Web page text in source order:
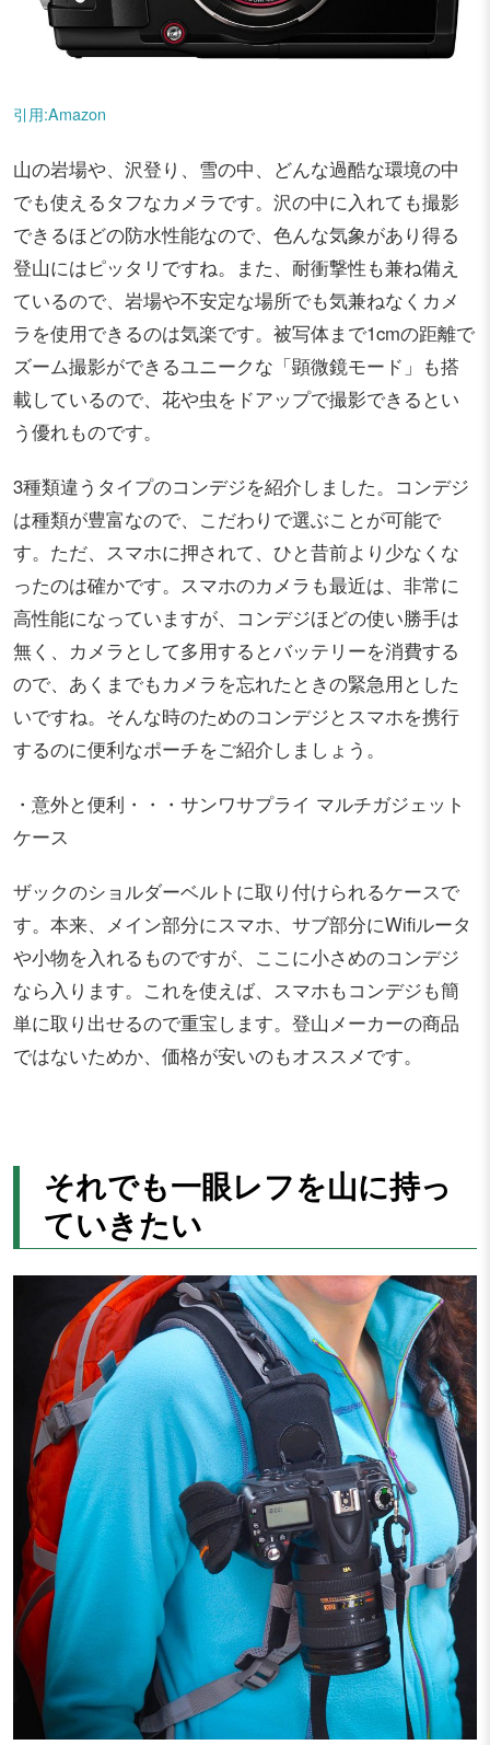
引用:Amazon
山の岩場や、沢登り、雪の中、どんな過酷な環境の中
でも使えるタフなカメラです。沢の中に入れても撮影
できるほどの防水性能なので、色んな気象があり得る
登山にはピッタリですね。また、耐衝撃性も兼ね備え
ているので、岩場や不安定な場所でも気兼ねなくカメ
ラを使用できるのは気楽です。被写体まで1cmの距離で
ズーム撮影ができるユニークな「顕微鏡モード」も搭
載しているので、花や虫をドアップで撮影できるとい
う優れものです。
3種類違うタイプのコンデジを紹介しました。コンデジ
は種類が豊富なので、こだわりで選ぶことが可能で
す。ただ、スマホに押されて、ひと昔前より少なくな
ったのは確かです。スマホのカメラも最近は、非常に
高性能になっていますが、コンデジほどの使い勝手は
無く、カメラとして多用するとバッテリーを消費する
ので、あくまでもカメラを忘れたときの緊急用とした
いですね。そんな時のためのコンデジとスマホを携行
するのに便利なポーチをご紹介しましょう。
・意外と便利・・・サンワサプライ マルチガジェット
ケース
ザックのショルダーベルトに取り付けられるケースで
す。本来、メイン部分にスマホ、サブ部分にWifiルータ
や小物を入れるものですが、ここに小さめのコンデジ
なら入ります。これを使えば、スマホもコンデジも簡
単に取り出せるので重宝します。登山メーカーの商品
ではないためか、価格が安いのもオススメです。
それでも一眼レフを山に持っ
ていきたい